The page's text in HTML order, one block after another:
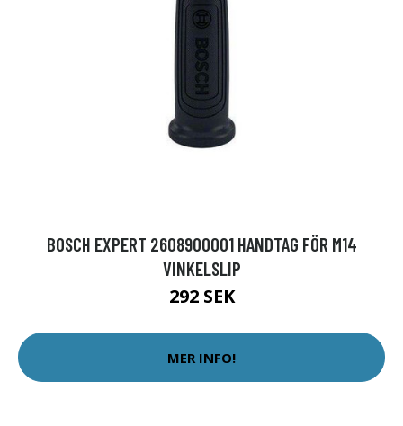
BOSCH EXPERT 2608900001 HANDTAG FÖR M14
VINKELSLIP
292 SEK
MER INFO!